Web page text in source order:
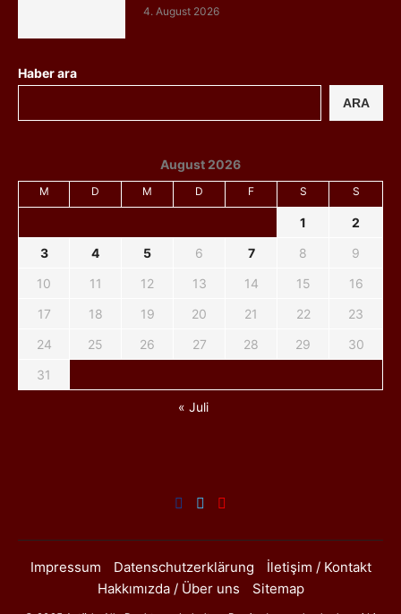
4. August 2026
Haber ara
ARA
August 2026
M D M D F S S
1
2
3
4 5 6 7 8
9
10
11 12 13 14 15
16
17
18 19 20 21 22
23
24
25 26 27 28 29
30
31
« Juli
Impressum Datenschutzerklärung
İletişim / Kontakt
Hakkımızda / Über uns
Sitemap